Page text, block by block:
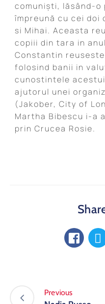
comunişti, lăsând-o
împreună cu cei doi
si Mihai. Aceasta
copiii din tara in
Constantin
folosind banii in
cunostintele
ajutorul unei
(Jakober, City of
Martha Bibescu i-a
prin Crucea Rosie.
Previous